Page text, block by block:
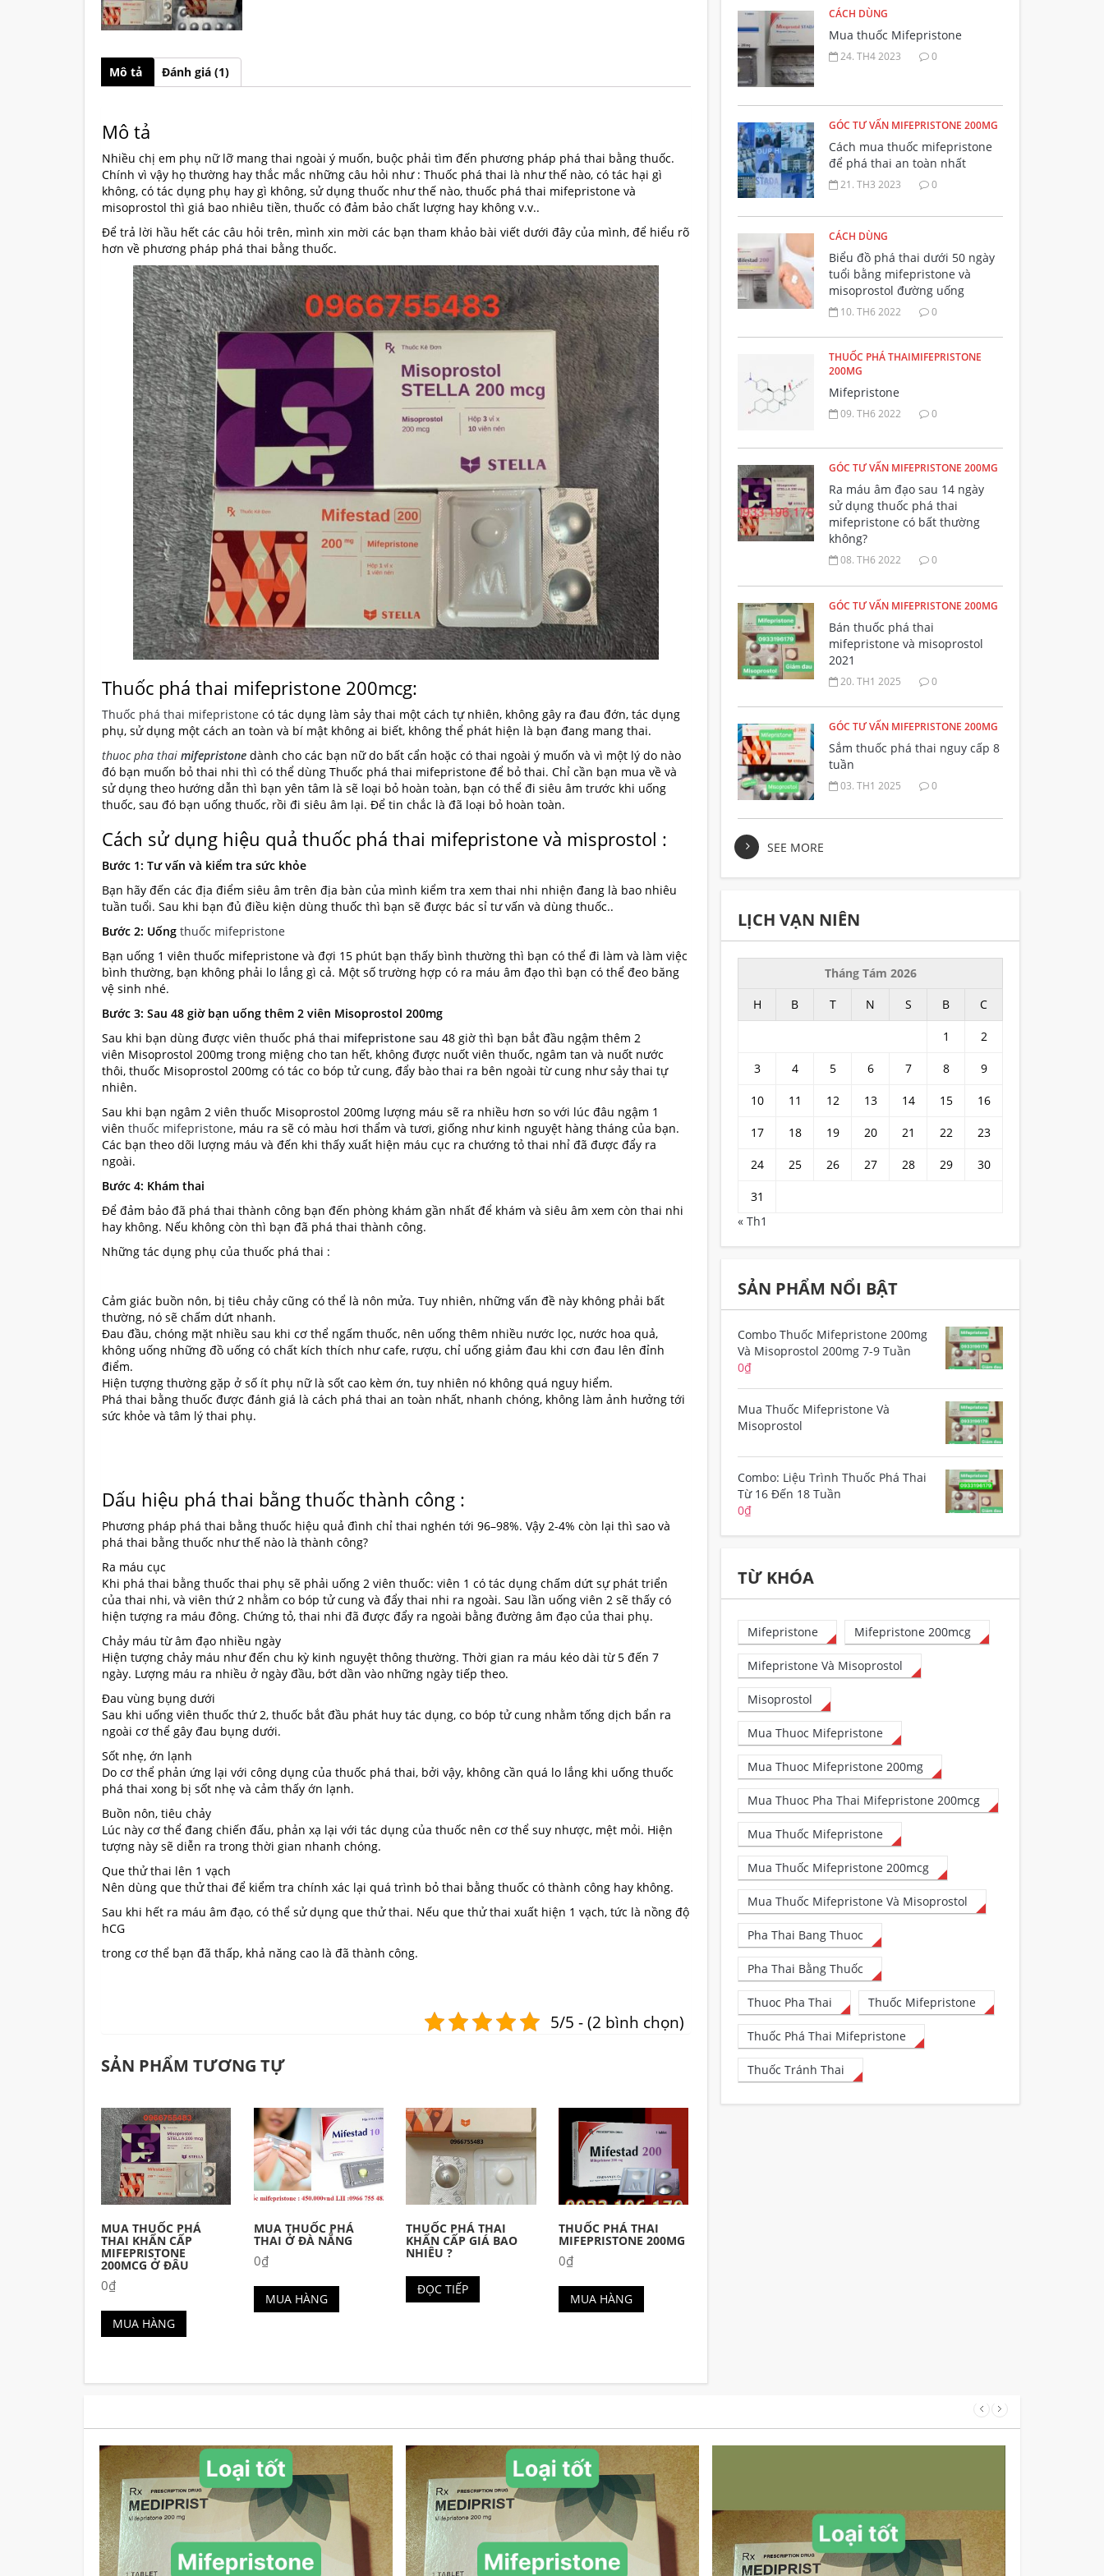
lượng
Mô tả Đánh giá (1)
Mô tả
Nhiều chị em phụ nữ lỡ mang thai ngoài ý muốn, buộc phải tìm đến phương pháp phá thai bằng thuốc.
Chính vì vậy họ thường hay thắc mắc những câu hỏi như : Thuốc phá thai là như thế nào, có tác hại gì
không, có tác dụng phụ hay gì không, sử dụng thuốc như thế nào, thuốc phá thai mifepristone và
misoprostol thì giá bao nhiêu tiền, thuốc có đảm bảo chất lượng hay không v.v..
Để trả lời hầu hết các câu hỏi trên, mình xin mời các bạn tham khảo bài viết dưới đây của mình, để hiểu rõ
hơn về phương pháp phá thai bằng thuốc.
Thuốc phá thai mifepristone 200mcg:
Thuốc phá thai mifepristone có tác dụng làm sảy thai một cách tự nhiên, không gây ra đau đớn, tác dụng
phụ, sử dụng một cách an toàn và bí mật không ai biết, không thể phát hiện là bạn đang mang thai.
thuoc pha thai mifepristone dành cho các bạn nữ do bất cẩn hoặc có thai ngoài ý muốn và vì một lý do nào
đó bạn muốn bỏ thai nhi thì có thể dùng Thuốc phá thai mifepristone để bỏ thai. Chỉ cần bạn mua về và
sử dụng theo hướng dẫn thì bạn yên tâm là sẽ loại bỏ hoàn toàn, bạn có thể đi siêu âm trước khi uống
thuốc, sau đó bạn uống thuốc, rồi đi siêu âm lại. Để tin chắc là đã loại bỏ hoàn toàn.
Cách sử dụng hiệu quả thuốc phá thai mifepristone và misprostol :
Bước 1: Tư vấn và kiểm tra sức khỏe
Bạn hãy đến các địa điểm siêu âm trên địa bàn của mình kiểm tra xem thai nhi nhiện đang là bao nhiêu
tuần tuổi. Sau khi bạn đủ điều kiện dùng thuốc thì bạn sẽ được bác sỉ tư vấn và dùng thuốc..
Bước 2: Uống thuốc mifepristone
Bạn uống 1 viên thuốc mifepristone và đợi 15 phút bạn thấy bình thường thì bạn có thể đi làm và làm việc
bình thường, bạn không phải lo lắng gì cả. Một số trường hợp có ra máu âm đạo thì bạn có thể đeo băng
vệ sinh nhé.
Bước 3: Sau 48 giờ bạn uống thêm 2 viên Misoprostol 200mg
Sau khi bạn dùng được viên thuốc phá thai mifepristone sau 48 giờ thì bạn bắt đầu ngậm thêm 2
viên Misoprostol 200mg trong miệng cho tan hết, không được nuốt viên thuốc, ngâm tan và nuốt nước
thôi, thuốc Misoprostol 200mg có tác co bóp tử cung, đẩy bào thai ra bên ngoài từ cung như sảy thai tự
nhiên.
Sau khi bạn ngâm 2 viên thuốc Misoprostol 200mg lượng máu sẽ ra nhiều hơn so với lúc đâu ngậm 1
viên thuốc mifepristone, máu ra sẽ có màu hơi thẩm và tươi, giống như kinh nguyệt hàng tháng của bạn.
Các bạn theo dõi lượng máu và đến khi thấy xuất hiện máu cục ra chướng tỏ thai nhỉ đã được đẩy ra
ngoài.
Bước 4: Khám thai
Để đảm bảo đã phá thai thành công bạn đến phòng khám gần nhất để khám và siêu âm xem còn thai nhi
hay không. Nếu không còn thì bạn đã phá thai thành công.
Những tác dụng phụ của thuốc phá thai :
Cảm giác buồn nôn, bị tiêu chảy cũng có thể là nôn mửa. Tuy nhiên, những vấn đề này không phải bất
thường, nó sẽ chấm dứt nhanh.
Đau đầu, chóng mặt nhiều sau khi cơ thể ngấm thuốc, nên uống thêm nhiều nước lọc, nước hoa quả,
không uống những đồ uống có chất kích thích như cafe, rượu, chỉ uống giảm đau khi cơn đau lên đỉnh
điểm.
Hiện tượng thường gặp ở số ít phụ nữ là sốt cao kèm ớn, tuy nhiên nó không quá nguy hiểm.
Phá thai bằng thuốc được đánh giá là cách phá thai an toàn nhất, nhanh chóng, không làm ảnh hưởng tới
sức khỏe và tâm lý thai phụ.
Dấu hiệu phá thai bằng thuốc thành công :
Phương pháp phá thai bằng thuốc hiệu quả đình chỉ thai nghén tới 96–98%. Vậy 2-4% còn lại thì sao và
phá thai bằng thuốc như thế nào là thành công?
Ra máu cục
Khi phá thai bằng thuốc thai phụ sẽ phải uống 2 viên thuốc: viên 1 có tác dụng chấm dứt sự phát triển
của thai nhi, và viên thứ 2 nhằm co bóp tử cung và đẩy thai nhi ra ngoài. Sau lần uống viên 2 sẽ thấy có
hiện tượng ra máu đông. Chứng tỏ, thai nhi đã được đẩy ra ngoài bằng đường âm đạo của thai phụ.
Chảy máu từ âm đạo nhiều ngày
Hiện tượng chảy máu như đến chu kỳ kinh nguyệt thông thường. Thời gian ra máu kéo dài từ 5 đến 7
ngày. Lượng máu ra nhiều ở ngày đầu, bớt dần vào những ngày tiếp theo.
Đau vùng bụng dưới
Sau khi uống viên thuốc thứ 2, thuốc bắt đầu phát huy tác dụng, co bóp tử cung nhằm tống dịch bẩn ra
ngoài cơ thể gây đau bụng dưới.
Sốt nhẹ, ớn lạnh
Do cơ thể phản ứng lại với công dụng của thuốc phá thai, bởi vậy, không cần quá lo lắng khi uống thuốc
phá thai xong bị sốt nhẹ và cảm thấy ớn lạnh.
Buồn nôn, tiêu chảy
Lúc này cơ thể đang chiến đấu, phản xạ lại với tác dụng của thuốc nên cơ thể suy nhược, mệt mỏi. Hiện
tượng này sẽ diễn ra trong thời gian nhanh chóng.
Que thử thai lên 1 vạch
Nên dùng que thử thai để kiểm tra chính xác lại quá trình bỏ thai bằng thuốc có thành công hay không.
Sau khi hết ra máu âm đạo, có thể sử dụng que thử thai. Nếu que thử thai xuất hiện 1 vạch, tức là nồng độ
hCG
trong cơ thể bạn đã thấp, khả năng cao là đã thành công.
5/5 - (2 bình chọn)
SẢN PHẨM TƯƠNG TỰ
MUA THUỐC PHÁ
THAI KHẨN CẤP
MIFEPRISTONE
200MCG Ở ĐÂU
0₫
MUA HÀNG
MUA THUỐC PHÁ
THAI Ở ĐÀ NẴNG
0₫
MUA HÀNG
THUỐC PHÁ THAI
KHẨN CẤP GIÁ BAO
NHIÊU ?
ĐỌC TIẾP
THUỐC PHÁ THAI
MIFEPRISTONE 200MG
0₫
MUA HÀNG
CÁCH DÙNG
Mua thuốc Mifepristone
24. TH4 2023 0
GÓC TƯ VẤN MIFEPRISTONE 200MG
Cách mua thuốc mifepristone
để phá thai an toàn nhất
21. TH3 2023 0
CÁCH DÙNG
Biểu đồ phá thai dưới 50 ngày
tuổi bằng mifepristone và
misoprostol đường uống
10. TH6 2022 0
THUỐC PHÁ THAIMIFEPRISTONE
200MG
Mifepristone
09. TH6 2022 0
GÓC TƯ VẤN MIFEPRISTONE 200MG
Ra máu âm đạo sau 14 ngày
sử dụng thuốc phá thai
mifepristone có bất thường
không?
08. TH6 2022 0
GÓC TƯ VẤN MIFEPRISTONE 200MG
Bán thuốc phá thai
mifepristone và misoprostol
2021
20. TH1 2025 0
GÓC TƯ VẤN MIFEPRISTONE 200MG
Sắm thuốc phá thai nguy cấp 8
tuần
03. TH1 2025 0
SEE MORE
LỊCH VẠN NIÊN
Tháng Tám 2026
H
B T N S B C
1 2
3 4 5 6 7 8 9
10 11 12 13 14 15 16
17 18 19 20 21 22 23
24 25 26 27 28 29 30
31
« Th1
SẢN PHẨM NỔI BẬT
Combo Thuốc Mifepristone 200mg
Và Misoprostol 200mg 7-9 Tuần
0₫
Mua Thuốc Mifepristone Và
Misoprostol
Combo: Liệu Trình Thuốc Phá Thai
Từ 16 Đến 18 Tuần
0₫
TỪ KHÓA
Mifepristone Mifepristone 200mcg
Mifepristone Và Misoprostol
Misoprostol
Mua Thuoc Mifepristone
Mua Thuoc Mifepristone 200mg
Mua Thuoc Pha Thai Mifepristone 200mcg
Mua Thuốc Mifepristone
Mua Thuốc Mifepristone 200mcg
Mua Thuốc Mifepristone Và Misoprostol
Pha Thai Bang Thuoc
Pha Thai Bằng Thuốc
Thuoc Pha Thai Thuốc Mifepristone
Thuốc Phá Thai Mifepristone
Thuốc Tránh Thai